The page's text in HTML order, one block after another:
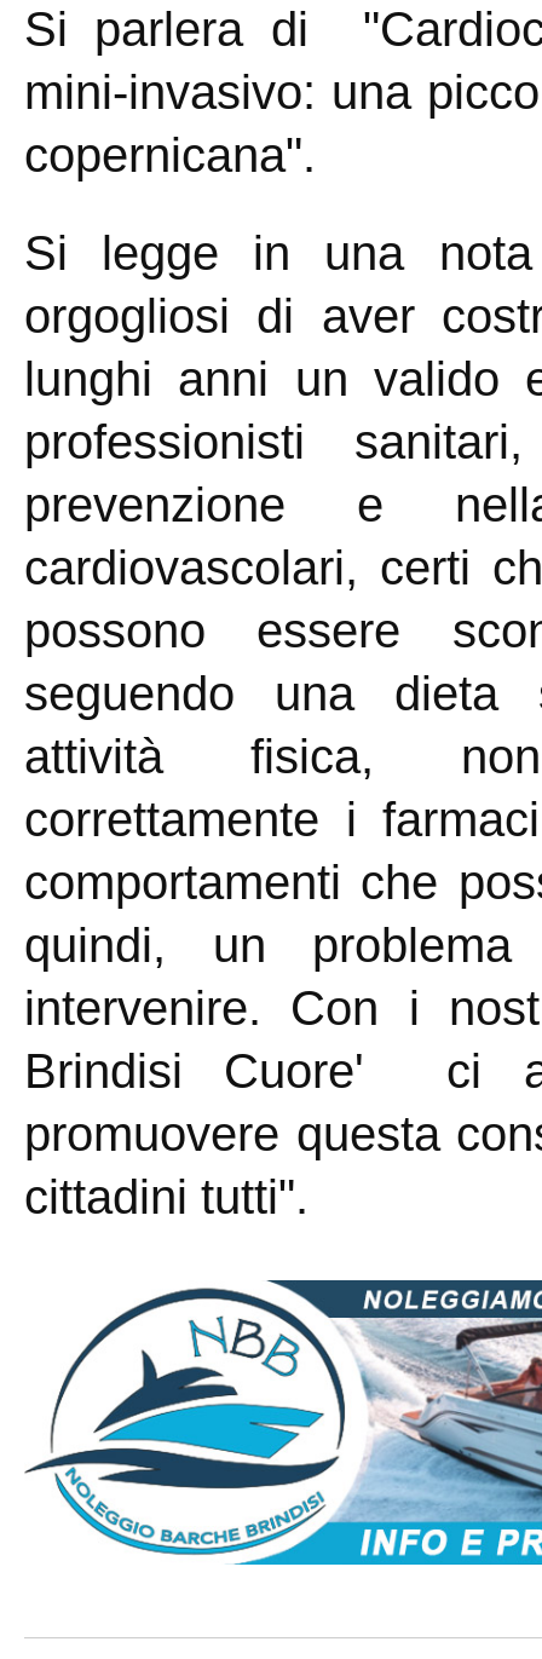
Si parlera di
mini-invasivo: una
copernicana".
Si legge in una
orgogliosi di aver
lunghi anni un valido
professionisti
prevenzione e
cardiovascolari, certi
possono essere
seguendo una dieta
attività fisica,
correttamente i
comportamenti che
quindi, un
intervenire. Con i
Brindisi Cuore' ci
promuovere questa
cittadini tutti".